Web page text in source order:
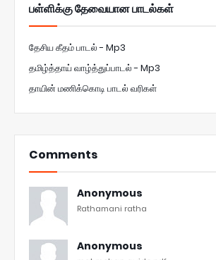
பள்ளிக்கு தேவையான பாடல்கள்
தேசிய கீதம் பாடல் - Mp3
தமிழ்த்தாய் வாழ்த்துப்பாடல் - Mp3
தாயின் மணிக்கொடி பாடல் வரிகள்
Comments
Anonymous
Rathamani ratha
Anonymous